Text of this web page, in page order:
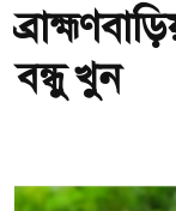
বন্ধু খুন